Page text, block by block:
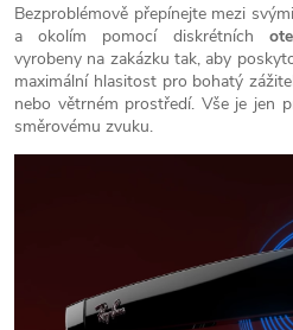
Bezproblémově přepínejte mezi
a okolím pomocí diskrétních
vyrobeny na zakázku tak, aby
maximální hlasitost pro bohatý
nebo větrném prostředí. Vše je jen
směrovému zvuku.